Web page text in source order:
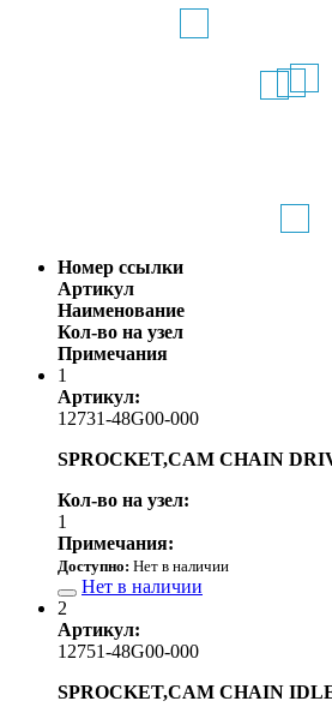
Номер ссылки
Артикул
Наименование
Кол-во на узел
Примечания
1
Артикул:
12731-48G00-000
SPROCKET,CAM CHAIN
Кол-во на узел:
1
Примечания:
Доступно: Нет в наличии
Нет в наличии
2
Артикул:
12751-48G00-000
SPROCKET,CAM CHAIN